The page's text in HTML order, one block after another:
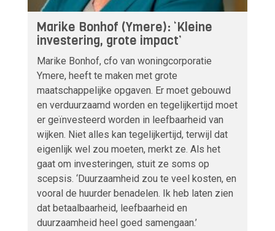
Marike Bonhof (Ymere): ‘Kleine
investering, grote impact’
Marike Bonhof, cfo van woningcorporatie
Ymere, heeft te maken met grote
maatschappelijke opgaven. Er moet gebouwd
en verduurzaamd worden en tegelijkertijd moet
er geïnvesteerd worden in leefbaarheid van
wijken. Niet alles kan tegelijkertijd, terwijl dat
eigenlijk wel zou moeten, merkt ze. Als het
gaat om investeringen, stuit ze soms op
scepsis. ‘Duurzaamheid zou te veel kosten, en
vooral de huurder benadelen. Ik heb laten zien
dat betaalbaarheid, leefbaarheid en
duurzaamheid heel goed samengaan.’